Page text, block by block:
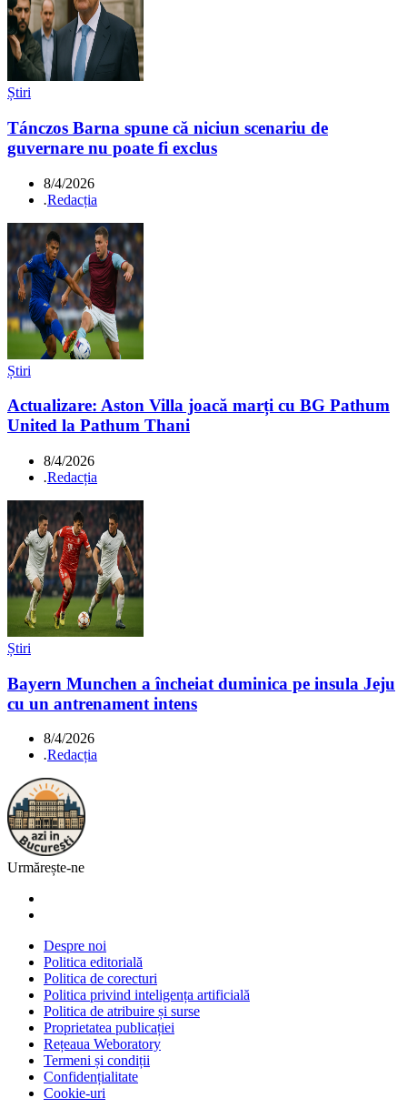
Știri
Tánczos Barna spune că niciun scenariu de
guvernare nu poate fi exclus
8/4/2026
.Redacția
Știri
Actualizare: Aston Villa joacă marți cu BG Pathum
United la Pathum Thani
8/4/2026
.Redacția
Știri
Bayern Munchen a încheiat duminica pe insula Jeju
cu un antrenament intens
8/4/2026
.Redacția
Urmărește-ne
Despre noi
Politica editorială
Politica de corecturi
Politica privind inteligența artificială
Politica de atribuire și surse
Proprietatea publicației
Rețeaua Weboratory
Termeni și condiții
Confidențialitate
Cookie-uri